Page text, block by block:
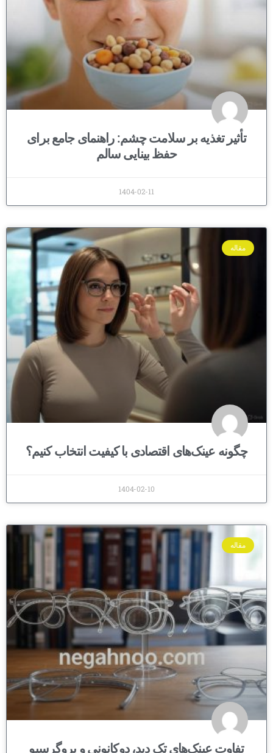
تأثیر تغذیه بر سلامت چشم: راهنمای جامع برای
حفظ بینایی سالم
1404-02-11
مقاله
چگونه عینک‌های اقتصادی با کیفیت انتخاب کنیم؟
1404-02-10
مقاله
تفاوت عینک‌های تک دید، دوکانونی و پروگرسیو